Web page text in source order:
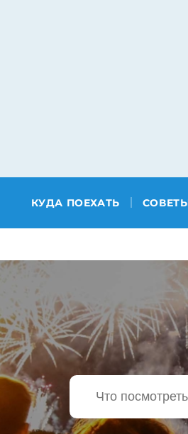
КУДА ПОЕХАТЬ